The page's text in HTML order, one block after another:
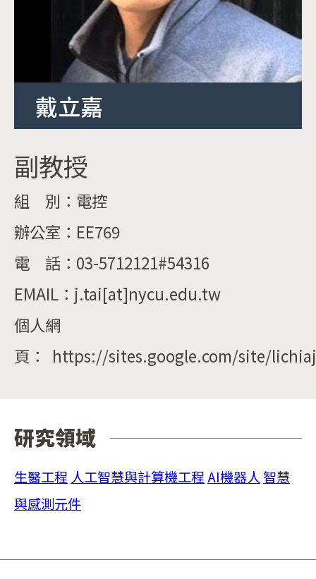
戴立嘉
副教授
組 別：電控
辦公室：EE769
電 話：03-5712121#54316
EMAIL：j.tai[at]nycu.edu.tw
個人網
頁： https://sites.google.com/site/
研究領域
生醫工程 人工智慧與計算機工程AI機器人 智慧
與感測元件